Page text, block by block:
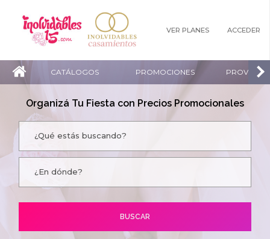
VER PLANES ACCEDER
CATÁLOGOS PROMOCIONES
Organizá Tu Fiesta con Precios Promocionales